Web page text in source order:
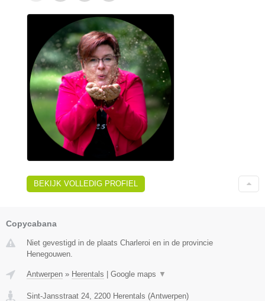
BEKIJK VOLLEDIG PROFIEL
Copycabana
Niet gevestigd in de plaats Charleroi en in de provincie
Henegouwen.
Antwerpen » Herentals Google maps ▼
Sint-Jansstraat 24 2200 Herentals (Antwerpen)